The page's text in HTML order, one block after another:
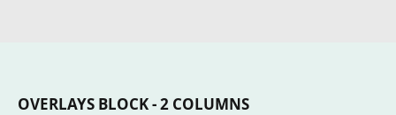
OVERLAYS BLOCK - 2 COLUMNS